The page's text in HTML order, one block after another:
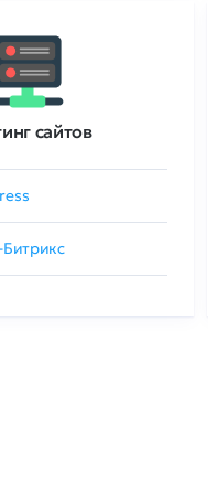
сайтов
Битрикс